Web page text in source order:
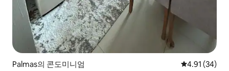
Palmas의 콘도미니엄 평점 4.91점
4.91 (34)